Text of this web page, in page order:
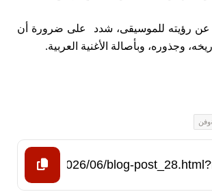
عن رؤيته للموسيقى، شدد على ضرورة أن
وجذوره، وبأصالة الأغنية العربية.